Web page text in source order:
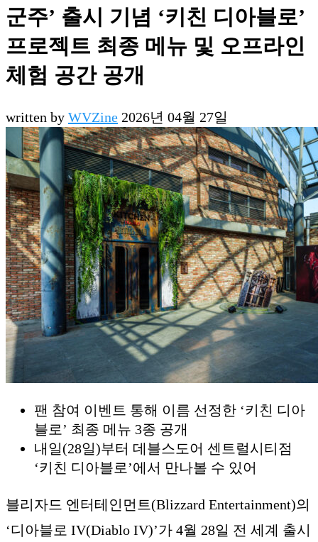
군주’ 출시 기념 ‘키친 디아블로’
프로젝트 최종 메뉴 및 오프라인
체험 공간 공개
written by WVZine 2026년 04월 27일
팬 참여 이벤트 통해 이름 선정한 ‘키친 디아
블로’ 최종 메뉴 3종 공개
내일(28일)부터 데블스도어 센트럴시티점
‘키친 디아블로’에서 만나볼 수 있어
블리자드 엔터테인먼트(Blizzard Entertainment)의
‘디아블로 IV(Diablo IV)’가 4월 28일 전 세계 출시